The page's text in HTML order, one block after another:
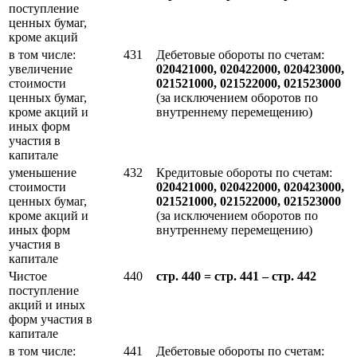
поступление
ценных бумаг,
кроме акций
в том числе:
увеличение
стоимости
ценных бумаг,
кроме акций и
иных форм
участия в
капитале
431
Дебетовые обороты по счетам:
020421000, 020422000, 020423000,
021521000, 021522000, 021523000
(за исключением оборотов по
внутреннему перемещению)
уменьшение
стоимости
ценных бумаг,
кроме акций и
иных форм
участия в
капитале
432
Кредитовые обороты по счетам:
020421000, 020422000, 020423000,
021521000, 021522000, 021523000
(за исключением оборотов по
внутреннему перемещению)
Чистое
поступление
акций и иных
форм участия в
капитале
440 стр. 440 = стр. 441 – стр. 442
в том числе: 441 Дебетовые обороты по счетам: